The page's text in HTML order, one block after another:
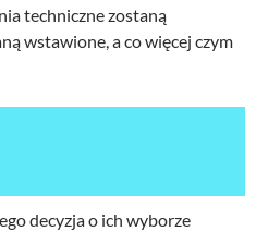
techniczne zostaną
wstawione, a co więcej czym
decyzja o ich wyborze